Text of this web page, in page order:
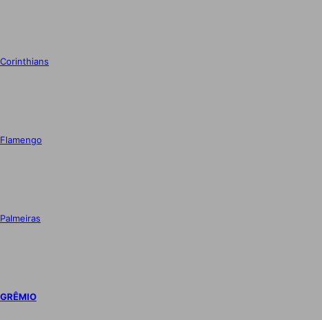
Corinthians
Flamengo
Palmeiras
GRÊMIO